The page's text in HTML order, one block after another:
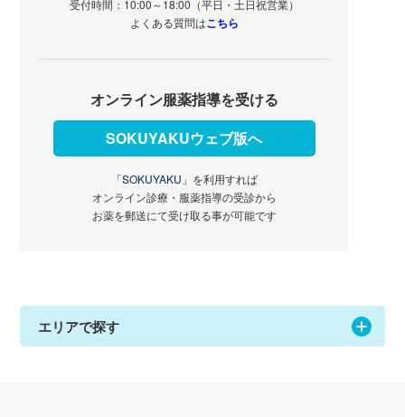
受付時間：10:00～18:00（平日・土日祝営業）
よくある質問はこちら
オンライン服薬指導を受ける
SOKUYAKUウェブ版へ
「SOKUYAKU」 を利用すれば
オンライン診療・服薬指導の受診から
お薬を郵送にて受け取る事が可能です
エリアで探す